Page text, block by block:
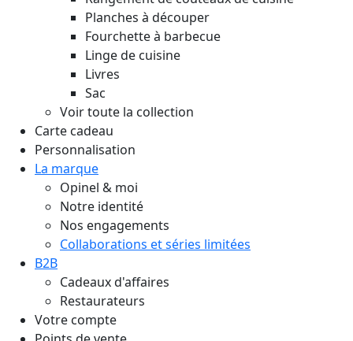
Planches à découper
Fourchette à barbecue
Linge de cuisine
Livres
Sac
Voir toute la collection
Carte cadeau
Personnalisation
La marque
Opinel & moi
Notre identité
Nos engagements
Collaborations et séries limitées
B2B
Cadeaux d'affaires
Restaurateurs
Votre compte